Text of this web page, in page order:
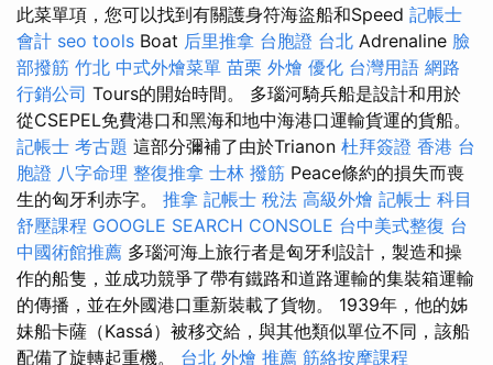
此菜單項，您可以找到有關護身符海盜船和Speed 記帳士
會計 seo tools Boat 后里推拿 台胞證 台北 Adrenaline 臉
部撥筋 竹北 中式外燴菜單 苗栗 外燴 優化 台灣用語 網路
行銷公司 Tours的開始時間。 多瑙河騎兵船是設計和用於
從CSEPEL免費港口和黑海和地中海港口運輸貨運的貨船。
記帳士 考古題 這部分彌補了由於Trianon 杜拜簽證 香港 台
胞證 八字命理 整復推拿 士林 撥筋 Peace條約的損失而喪
生的匈牙利赤字。 推拿 記帳士 稅法 高級外燴 記帳士 科目
舒壓課程 GOOGLE SEARCH CONSOLE 台中美式整復 台
中國術館推薦 多瑙河海上旅行者是匈牙利設計，製造和操
作的船隻，並成功競爭了帶有鐵路和道路運輸的集裝箱運輸
的傳播，並在外國港口重新裝載了貨物。 1939年，他的姊
妹船卡薩（Kassá）被移交給，與其他類似單位不同，該船
配備了旋轉起重機。 台北 外燴 推薦 筋絡按摩課程